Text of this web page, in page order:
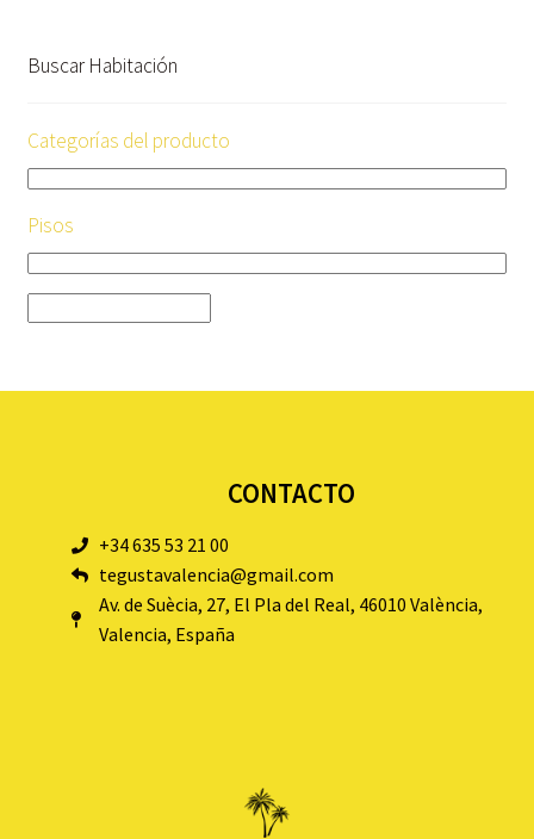
Buscar Habitación
Categorías del producto
Pisos
CONTACTO
+34 635 53 21 00
tegustavalencia@gmail.com
Av. de Suècia, 27, El Pla del Real, 46010 València,
Valencia, España